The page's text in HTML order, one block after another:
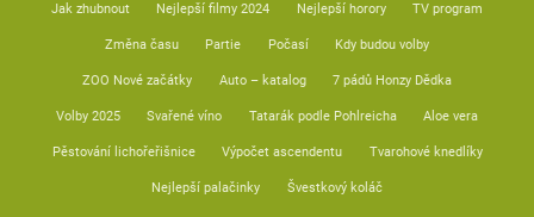
Jak zhubnout Nejlepší filmy 2024 Nejlepší horory TV program
Změna času Partie Počasí Kdy budou volby
ZOO Nové začátky Auto – katalog 7 pádů Honzy Dědka
Volby 2025 Svařené víno Tatarák podle Pohlreicha Aloe vera
Pěstování lichořeřišnice Výpočet ascendentu Tvarohové knedlíky
Nejlepší palačinky Švestkový koláč